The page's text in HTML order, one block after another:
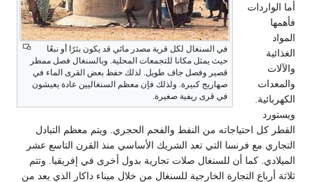
في السنغال لكل قرية مصدر مائي قد يكون بئرًا أو نبعًا
حيث يمثل مكانا للتجمعات المحلية. وبالسنغال فصل ممطر
قصير وفصل جاف طويل. لذلك حفظ بعض القرى الماء في
صهاريج كبيرة. ولذلك فإن معظم السنغاليين عادة يعيشون
في قرى ريفية صغيرة.
أما الواردات
فأهمها
المواد
الغذائية
والآلات
والمعدات
الكهربائية.
ويستورد
القطر كل احتياجاته من النفط والفحم الحجري. ويتم معظم التبادل
التجاري مع فرنسا التي تعد الشريك الأساسي منذ القرن التاسع عشر
الميلادي. كما أن للسنغال صلات تجارية بدول أخرى في إفريقيا. وتتم
ثلاثة أرباع التجارة الخارجية للسنغال من خلال ميناء داكار الذي يعد من